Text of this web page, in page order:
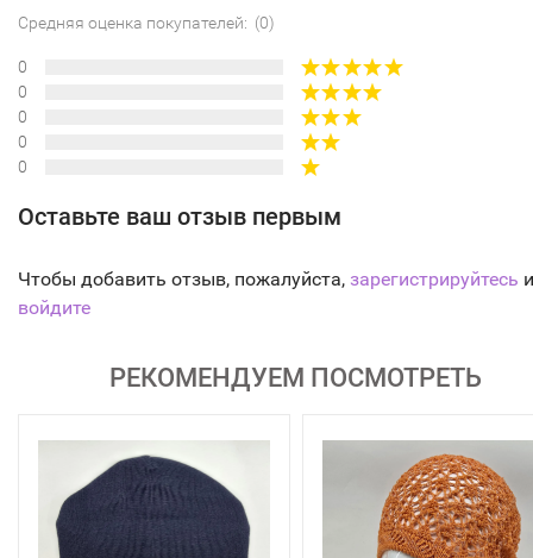
Средняя оценка покупателей: (0)
0
0
0
0
0
Оставьте ваш отзыв первым
Чтобы добавить отзыв, пожалуйста, зарегистрируйтесь
войдите
РЕКОМЕНДУЕМ ПОСМОТРЕТЬ